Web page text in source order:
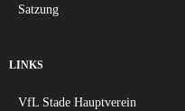
Satzung
LINKS
VfL Stade Hauptverein